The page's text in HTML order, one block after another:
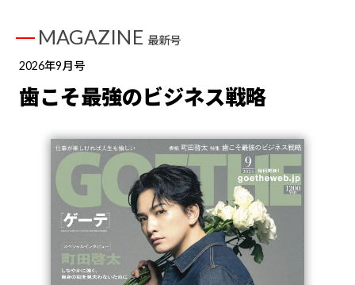
MAGAZINE 最新号
2026年9月号
歯こそ最強のビジネス戦略